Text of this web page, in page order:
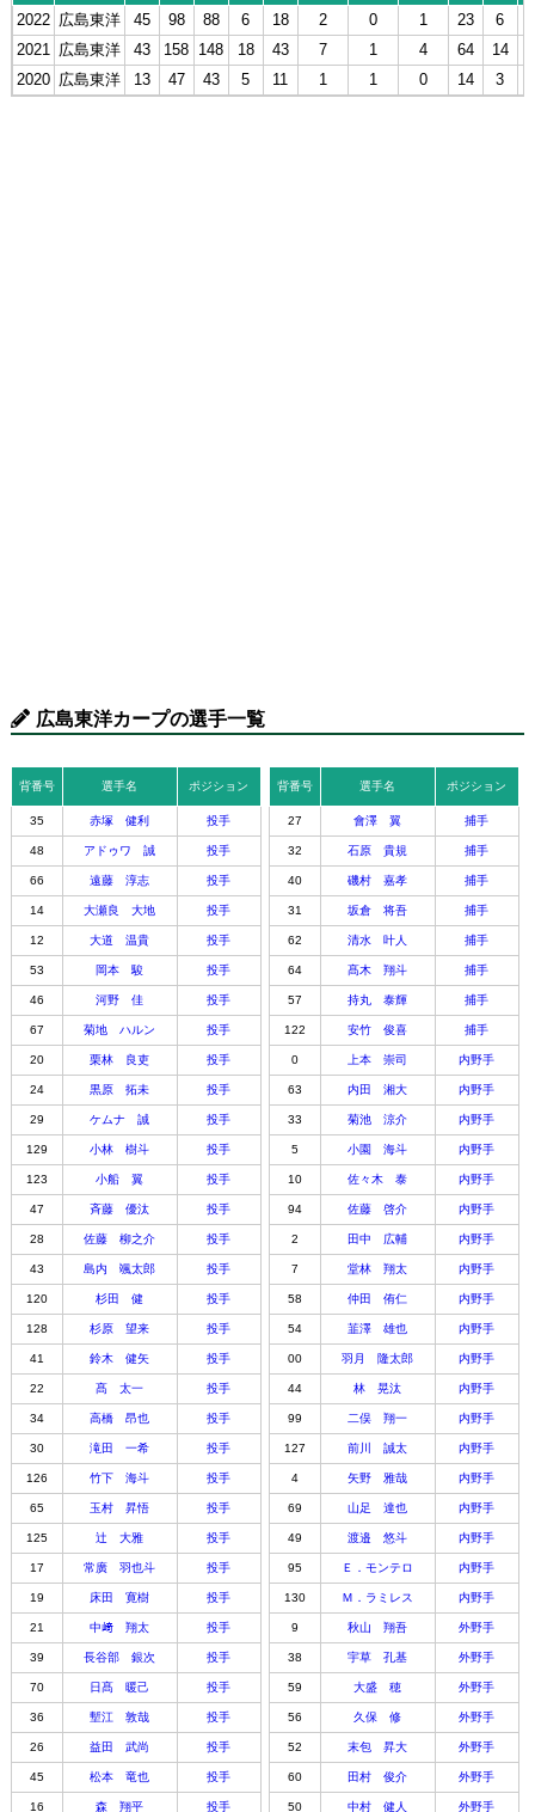
2022 広島東洋 45 98 88 6 18 2 0 1 23 6
2021 広島東洋 43 158 148 18 43 7 1 4 64 14
2020 広島東洋 13 47 43 5 11 1 1 0 14 3
広島東洋カープの選手一覧
背番号 選手名 ポジション
35 赤塚 健利 投手
48 アドゥワ 誠 投手
66 遠藤 淳志 投手
14 大瀬良 大地 投手
12 大道 温貴 投手
53 岡本 駿 投手
46 河野 佳 投手
67 菊地 ハルン 投手
20 栗林 良吏 投手
24 黒原 拓未 投手
29 ケムナ 誠 投手
129 小林 樹斗 投手
123 小船 翼 投手
47 斉藤 優汰 投手
28 佐藤 柳之介 投手
43 島内 颯太郎 投手
120 杉田 健 投手
128 杉原 望来 投手
41 鈴木 健矢 投手
22 髙 太一 投手
34 高橋 昂也 投手
30 滝田 一希 投手
126 竹下 海斗 投手
65 玉村 昇悟 投手
125 辻 大雅 投手
17 常廣 羽也斗 投手
19 床田 寛樹 投手
21 中﨑 翔太 投手
39 長谷部 銀次 投手
70 日髙 暖己 投手
36 塹江 敦哉 投手
26 益田 武尚 投手
45 松本 竜也 投手
16 森 翔平 投手
背番号 選手名 ポジション
27 會澤 翼 捕手
32 石原 貴規 捕手
40 磯村 嘉孝 捕手
31 坂倉 将吾 捕手
62 清水 叶人 捕手
64 髙木 翔斗 捕手
57 持丸 泰輝 捕手
122 安竹 俊喜 捕手
0 上本 崇司 内野手
63 内田 湘大 内野手
33 菊池 涼介 内野手
5 小園 海斗 内野手
10 佐々木 泰 内野手
94 佐藤 啓介 内野手
2 田中 広輔 内野手
7 堂林 翔太 内野手
58 仲田 侑仁 内野手
54 韮澤 雄也 内野手
00 羽月 隆太郎 内野手
44 林 晃汰 内野手
99 二俣 翔一 内野手
127 前川 誠太 内野手
4 矢野 雅哉 内野手
69 山足 達也 内野手
49 渡邉 悠斗 内野手
95 Ｅ．モンテロ 内野手
130 Ｍ．ラミレス 内野手
9 秋山 翔吾 外野手
38 宇草 孔基 外野手
59 大盛 穂 外野手
56 久保 修 外野手
52 末包 昇大 外野手
60 田村 俊介 外野手
50 中村 健人 外野手